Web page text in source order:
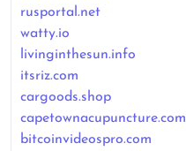
rusportal.net
watty.io
livinginthesun.info
itsriz.com
cargoods.shop
capetownacupuncture.com
bitcoinvideospro.com